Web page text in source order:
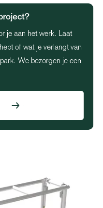
je aan het werk. Laat
of wat je verlangt van
We bezorgen je een